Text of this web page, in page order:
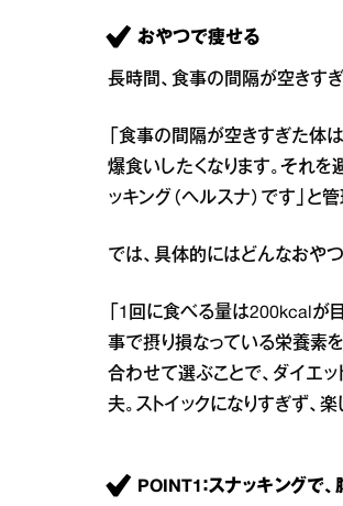
おやつで痩せる
長時間、食事の間隔が空きす
「食事の間隔が空きすぎた体
爆食いしたくなります。それ
ッキング（ヘルスナ）です」と
では、具体的にはどんなおや
「1回に食べる量は200kcalが
事で摂り損なっている栄養素
合わせて選ぶことで、ダイエ
夫。ストイックになりすぎず、
POINT1：スナッキングで